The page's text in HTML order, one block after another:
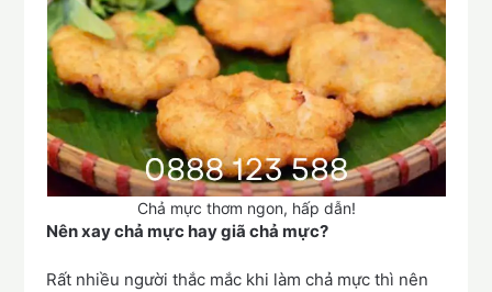
Chả mực thơm ngon, hấp dẫn!
Nên xay chả mực hay giã chả mực?
Rất nhiều người thắc mắc khi làm chả mực thì nên